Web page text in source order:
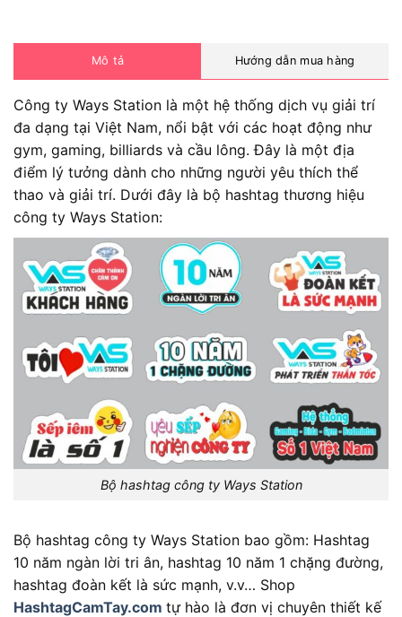
Mô tả Hướng dẫn mua hàng
Công ty Ways Station là một hệ thống dịch vụ giải trí
đa dạng tại Việt Nam, nổi bật với các hoạt động như
gym, gaming, billiards và cầu lông. Đây là một địa
điểm lý tưởng dành cho những người yêu thích thể
thao và giải trí. Dưới đây là bộ hashtag thương hiệu
công ty Ways Station:
Bộ hashtag công ty Ways Station
Bộ hashtag công ty Ways Station bao gồm: Hashtag
10 năm ngàn lời tri ân, hashtag 10 năm 1 chặng đường,
hashtag đoàn kết là sức mạnh, v.v… Shop
HashtagCamTay.com tự hào là đơn vị chuyên thiết kế